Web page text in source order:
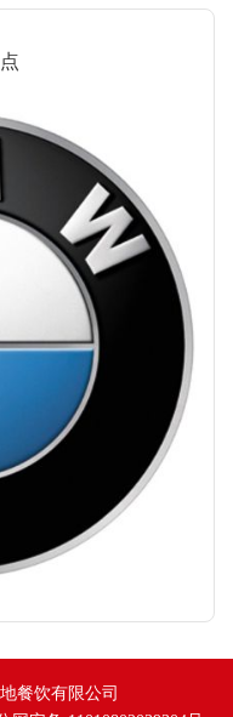
餐饮有限公司